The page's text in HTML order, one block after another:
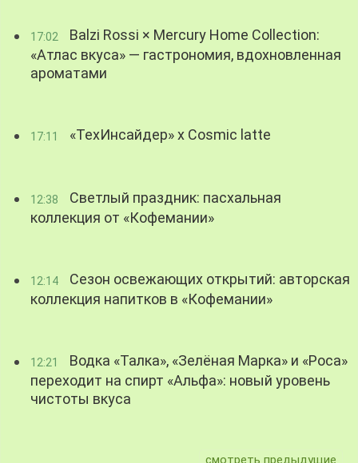
17:02
Balzi Rossi × Mercury Home Collection:
«Атлас вкуса» — гастрономия, вдохновленная
ароматами
17:11 «ТехИнсайдер» х Cosmic latte
12:38
Светлый праздник: пасхальная
коллекция от «Кофемании»
12:14
Сезон освежающих открытий: авторская
коллекция напитков в «Кофемании»
12:21
Водка «Талка», «Зелёная Марка» и «Роса»
переходит на спирт «Альфа»: новый уровень
чистоты вкуса
смотреть предыдущие